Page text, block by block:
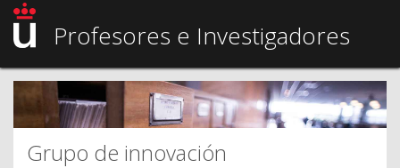
Profesores e Investigadores
Grupo de innovación